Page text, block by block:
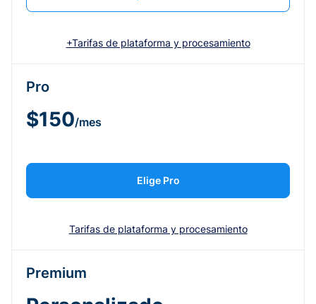
+Tarifas de plataforma y procesamiento
Pro
$150/mes
Elige Pro
Tarifas de plataforma y procesamiento
Premium